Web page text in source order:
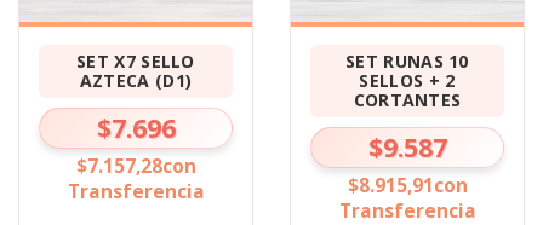
SET X7 SELLO
AZTECA (D1)
$7.696
$7.157,28con
Transferencia
SET RUNAS 10
SELLOS + 2
CORTANTES
$9.587
$8.915,91con
Transferencia